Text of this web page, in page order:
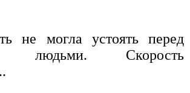
не могла устоять перед
людьми. Скорость